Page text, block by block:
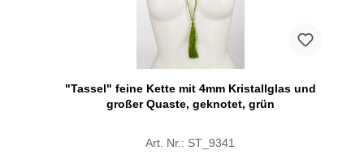
"Tassel" feine Kette mit 4mm Kristallglas und
großer Quaste, geknotet, grün
Art. Nr.: ST_9341